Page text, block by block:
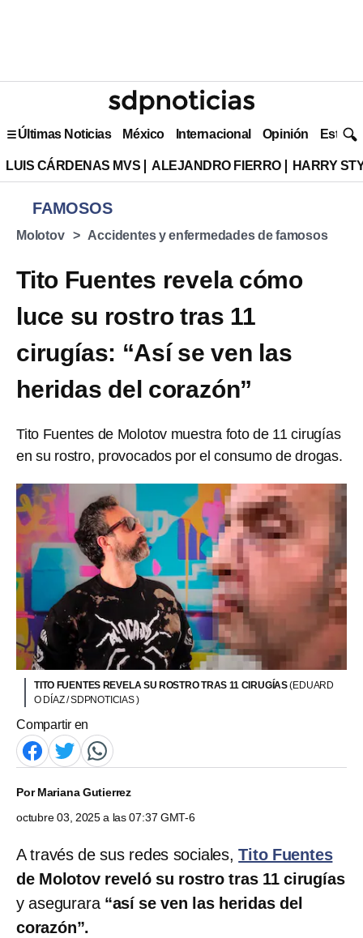
Últimas Noticias México Internacional Opinión Estilo
LUIS CÁRDENAS MVS ALEJANDRO FIERRO HARRY
FAMOSOS
Molotov Accidentes y enfermedades de famosos
Tito Fuentes revela cómo
luce su rostro tras 11
cirugías: “Así se ven las
heridas del corazón”
Tito Fuentes de Molotov muestra foto de 11 cirugías
en su rostro, provocados por el consumo de drogas.
TITO FUENTES REVELA SU ROSTRO TRAS 11 CIRUGÍAS(EDUARD
O DÍAZ / SDPNOTICIAS )
Compartir en
PorMariana Gutierrez
octubre 03, 2025 a las 07:37 GMT-6
A través de sus redes sociales,Tito Fuentes
de Molotov reveló su rostro tras 11 cirugías
y asegurara “así se ven las heridas del
corazón”.